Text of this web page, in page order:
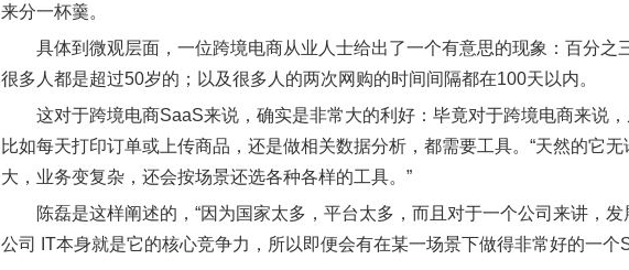
来分一杯羹。
具体到微观层面，一位跨境电商从业人士给出了一个有意思的现象：百分之
很多人都是超过50岁的；以及很多人的两次网购的时间间隔都在100天以内。
这对于跨境电商SaaS来说，确实是非常大的利好：毕竟对于跨境电商来说
比如每天打印订单或上传商品，还是做相关数据分析，都需要工具。“天然的它
大，业务变复杂，还会按场景还选各种各样的工具。”
陈磊是这样阐述的，“因为国家太多，平台太多，而且对于一个公司来讲，
公司 IT本身就是它的核心竞争力，所以即便会有在某一场景下做得非常好的一个